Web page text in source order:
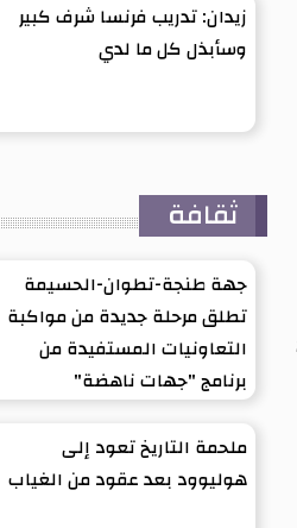
زيدان: تدريب فرنسا شرف كبير
وسأبذل كل ما لدي
ثقافة
جهة طنجة-تطوان-الحسيمة
تطلق مرحلة جديدة من مواكبة
التعاونيات المستفيدة من
برنامج "جهات ناهضة"
ملحمة التاريخ تعود إلى
هوليوود بعد عقود من الغياب